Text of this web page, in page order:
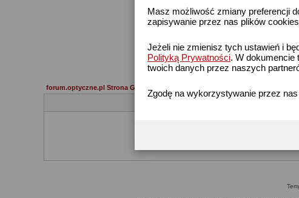
Masz możliwość zmiany preferencji
zapisywanie przez nas plików
Jeżeli nie zmienisz tych ustawień i
Polityką Prywatności. W dokumencie
twoich danych przez naszych
Zgodę na wykorzystywanie przez
forum.optyczne.pl Strona Główna